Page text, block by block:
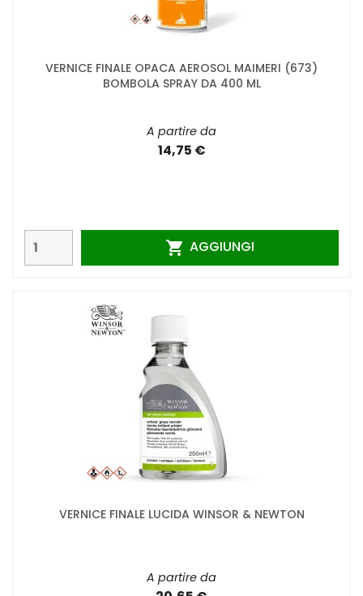
VERNICE FINALE OPACA AEROSOL MAIMERI (673)
BOMBOLA SPRAY DA 400 ML
A partire da
14,75 €
 AGGIUNGI
VERNICE FINALE LUCIDA WINSOR & NEWTON
A partire da